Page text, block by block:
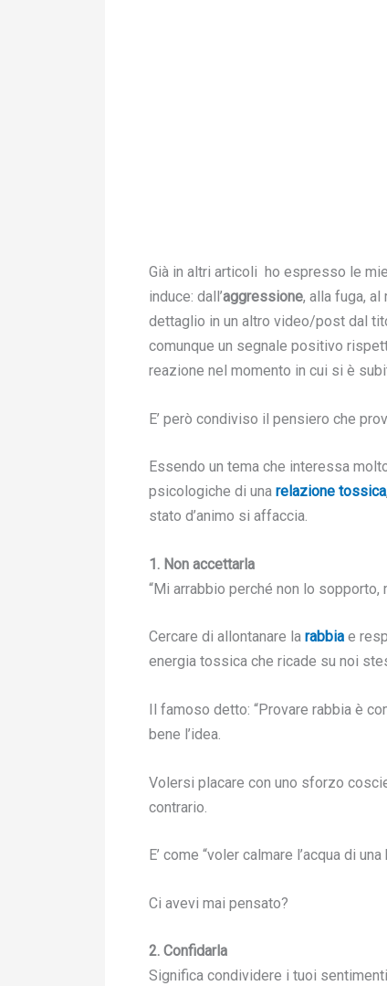
Già in altri articoli ho espresso le
induce: dall’aggressione, alla fuga,
dettaglio in un altro video/post dal
comunque un segnale positivo
reazione nel momento in cui si è
E’ però condiviso il pensiero che
Essendo un tema che interessa
psicologiche di una relazione tossica
stato d’animo si affaccia.
1. Non accettarla
“Mi arrabbio perché non lo sopporto,
Cercare di allontanare la rabbiae
energia tossica che ricade su noi
Il famoso detto: “Provare rabbia è
bene l’idea.
Volersi placare con uno sforzo
contrario.
E’ come “voler calmare l’acqua di
Ci avevi mai pensato?
2. Confidarla
Significa condividere i tuoi